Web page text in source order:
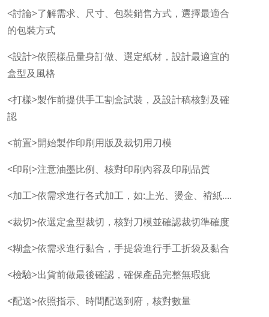
<討論>了解需求、尺寸、包裝銷售方式，選擇最適合
的包裝方式
<設計>依照樣品量身訂做、選定紙材，設計最適宜的
盒型及風格
<打樣>製作前提供手工割盒試裝，及設計稿核對及確
認
<前置>開始製作印刷用版及裁切用刀模
<印刷>注意油墨比例、核對印刷內容及印刷品質
<加工>依需求進行各式加工，如:上光、燙金、褙紙....
<裁切>依選定盒型裁切，核對刀模並確認裁切準確度
<糊盒>依需求進行黏合，手提袋進行手工折袋及黏合
<檢驗>出貨前做最後確認，確保產品完整無瑕疵
<配送>依照指示、時間配送到府，核對數量